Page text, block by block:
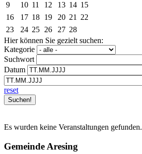
9
10 11 12 13 14 15
16
17 18 19 20 21
22
23
24 25 26 27 28
Hier können Sie gezielt suchen:
Kategorie
Suchwort
Datum
reset
Es wurden keine Veranstaltungen gefunden.
Gemeinde Aresing